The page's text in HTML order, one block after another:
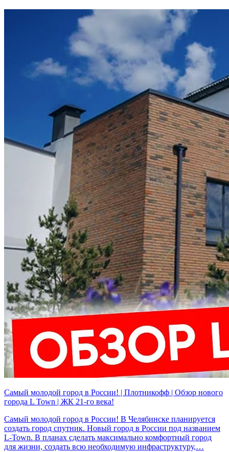
Самый молодой город в России! | Плотникофф | Обзор нового
города L Town | ЖК 21-го века!
Самый молодой город в России! В Челябинске планируется
создать город спутник. Новый город в России под названием
L-Town. В планах сделать максимально комфортный город
для жизни, создать всю необходимую инфраструктуру,…